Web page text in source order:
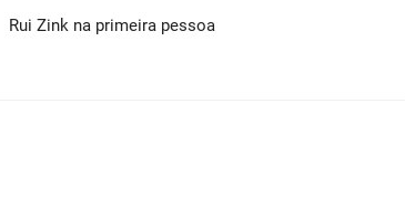
Rui Zink na primeira pessoa